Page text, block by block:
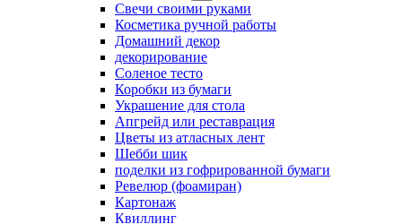
Свечи своими руками
Косметика ручной работы
Домашний декор
декорирование
Соленое тесто
Коробки из бумаги
Украшение для стола
Апгрейд или реставрация
Цветы из атласных лент
Шебби шик
поделки из гофрированной бумаги
Ревелюр (фоамиран)
Картонаж
Квиллинг